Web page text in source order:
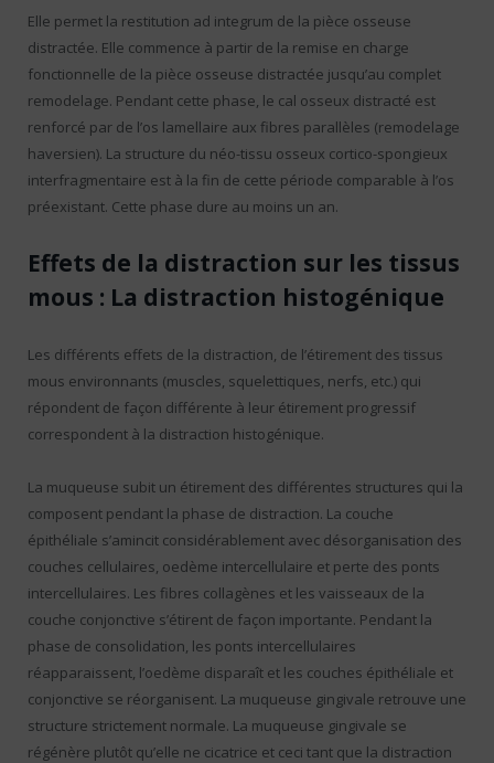
Elle permet la restitution ad integrum de la pièce osseuse
distractée. Elle commence à partir de la remise en charge
fonctionnelle de la pièce osseuse distractée jusqu’au complet
remodelage. Pendant cette phase, le cal osseux distracté est
renforcé par de l’os lamellaire aux fibres parallèles (remodelage
haversien). La structure du néo-tissu osseux cortico-spongieux
interfragmentaire est à la fin de cette période comparable à l’os
préexistant. Cette phase dure au moins un an.
Effets de la distraction sur les tissus
mous : La distraction histogénique
Les différents effets de la distraction, de l’étirement des tissus
mous environnants (muscles, squelettiques, nerfs, etc.) qui
répondent de façon différente à leur étirement progressif
correspondent à la distraction histogénique.
La muqueuse subit un étirement des différentes structures qui la
composent pendant la phase de distraction. La couche
épithéliale s’amincit considérablement avec désorganisation des
couches cellulaires, oedème intercellulaire et perte des ponts
intercellulaires. Les fibres collagènes et les vaisseaux de la
couche conjonctive s’étirent de façon importante. Pendant la
phase de consolidation, les ponts intercellulaires
réapparaissent, l’oedème disparaît et les couches épithéliale et
conjonctive se réorganisent. La muqueuse gingivale retrouve une
structure strictement normale. La muqueuse gingivale se
régénère plutôt qu’elle ne cicatrice et ceci tant que la distraction